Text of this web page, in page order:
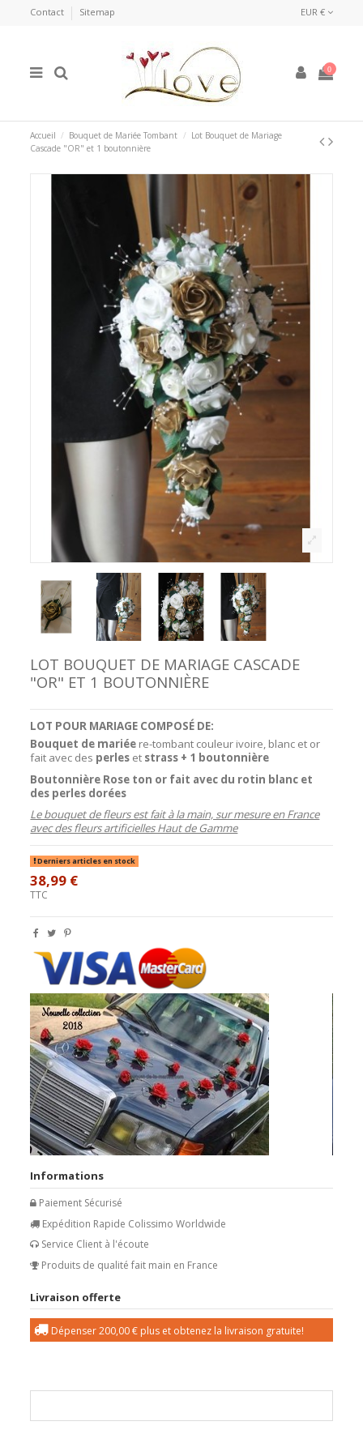
Contact Sitemap EUR €
0
Accueil Bouquet de Mariée Tombant
Lot Bouquet de Mariage
Cascade "OR" et 1 boutonnière
LOT BOUQUET DE MARIAGE CASCADE
"OR" ET 1 BOUTONNIÈRE
LOT POUR MARIAGE COMPOSÉ DE:
Bouquet de mariée re-tombant couleur ivoire, blanc et or
fait avec des perles et strass + 1 boutonnière
Boutonnière Rose ton or fait avec du rotin blanc et
des perles dorées
Le bouquet de fleurs est fait à la main, sur mesure en France
avec des fleurs artificielles Haut de Gamme
Derniers articles en stock
38,99 €
TTC
Informations
Paiement Sécurisé
Expédition Rapide Colissimo Worldwide
Service Client à l'écoute
Produits de qualité fait main en France
Livraison offerte
Dépenser200,00 € plus et obtenez la livraison gratuite!